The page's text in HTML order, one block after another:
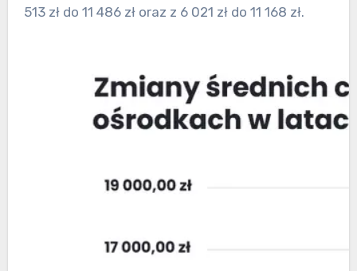
513 zł do 11 486 zł oraz z 6 021 zł do 11 168 zł.